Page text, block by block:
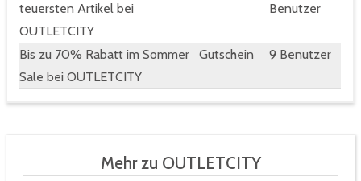
teuersten Artikel bei
OUTLETCITY
Benutzer
Bis zu 70% Rabatt im Sommer
Sale bei OUTLETCITY
Gutschein 9 Benutzer
Mehr zu OUTLETCITY